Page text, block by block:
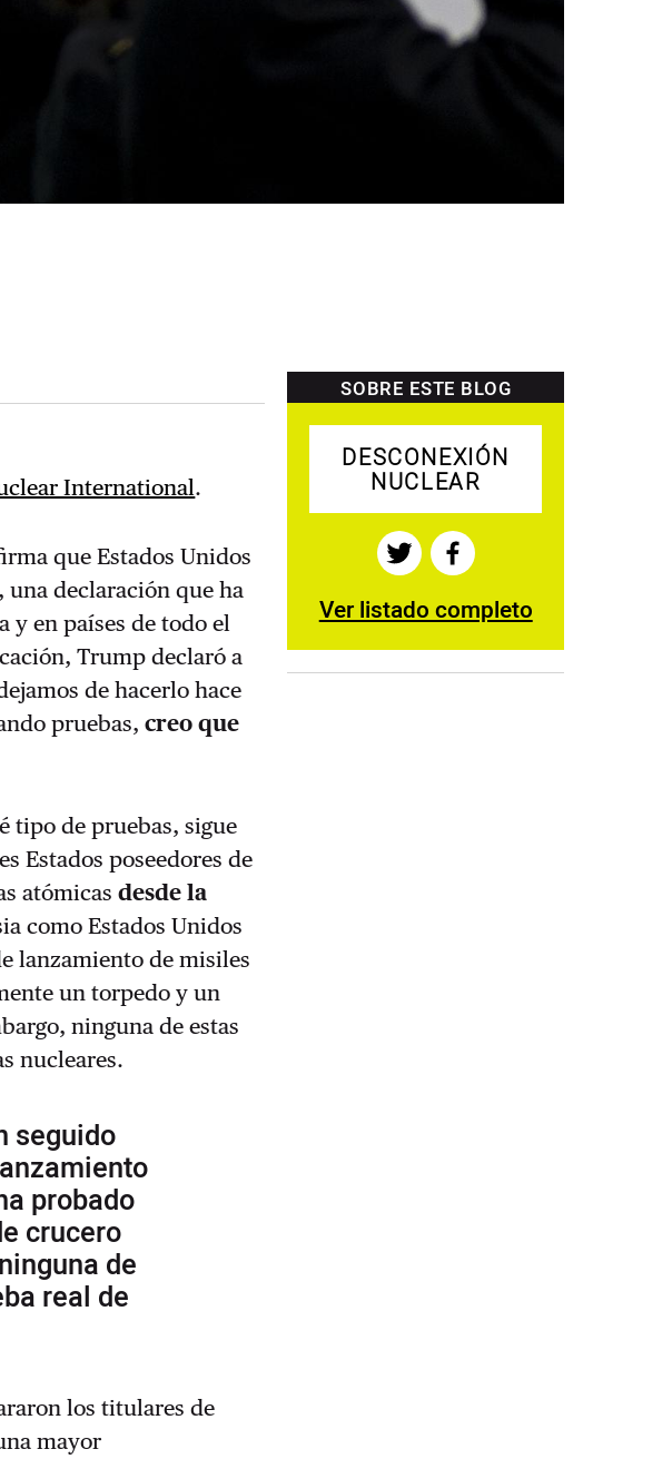
International.
que Estados Unidos
una declaración que ha
y en países de todo el
Trump declaró a
de hacerlo hace
pruebas,creo que
tipo de pruebas, sigue
Estados poseedores de
atómicasdesde la
como Estados Unidos
lanzamiento de misiles
un torpedo y un
ninguna de estas
nucleares.
seguido
probado
crucero
de
real de
los titulares de
mayor
SOBRE ESTE BLOG
DESCONEXIÓN
NUCLEAR
Ver listado completo